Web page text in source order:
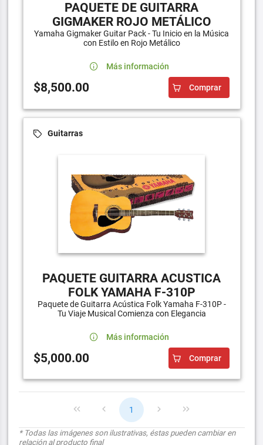
PAQUETE DE GUITARRA
GIGMAKER ROJO METÁLICO
Yamaha Gigmaker Guitar Pack - Tu Inicio en la Música
con Estilo en Rojo Metálico
Más información
$8,500.00 Comprar
Guitarras
PAQUETE GUITARRA ACUSTICA
FOLK YAMAHA F-310P
Paquete de Guitarra Acústica Folk Yamaha F-310P -
Tu Viaje Musical Comienza con Elegancia
Más información
$5,000.00 Comprar
1
* Todas las imágenes son ilustrativas, éstas pueden cambiar en
relación al producto final